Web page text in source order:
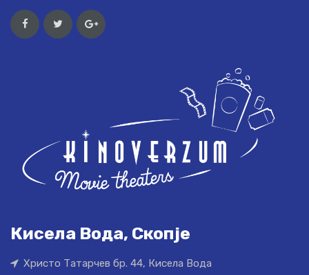
Кисела Вода, Скопје
Христо Татарчев бр. 44, Кисела Вода